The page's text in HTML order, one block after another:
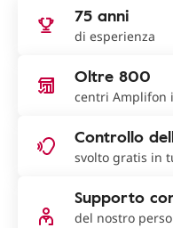
75 anni
di esperienza
Oltre 800
centri Amplifon
Controllo
svolto gratis in
Supporto
del nostro